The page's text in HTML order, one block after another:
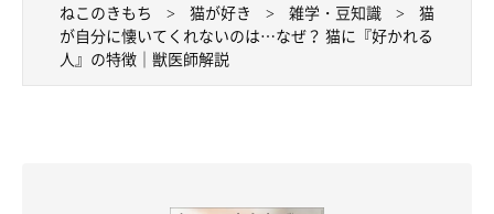
ねこのきもち 猫が好き 雑学・豆知識
猫
が自分に懐いてくれないのは…なぜ？ 猫に『好かれる
人』の特徴｜獣医師解説